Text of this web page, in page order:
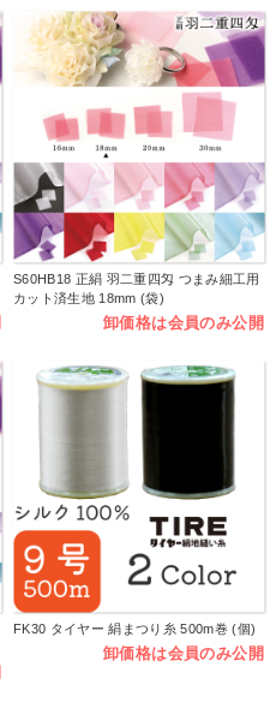
S60HB18 正絹 羽二重四匁 つまみ細工用
カット済生地 18mm (袋)
卸価格は会員のみ公開
FK30 タイヤー 絹まつり糸 500m巻 (個)
卸価格は会員のみ公開